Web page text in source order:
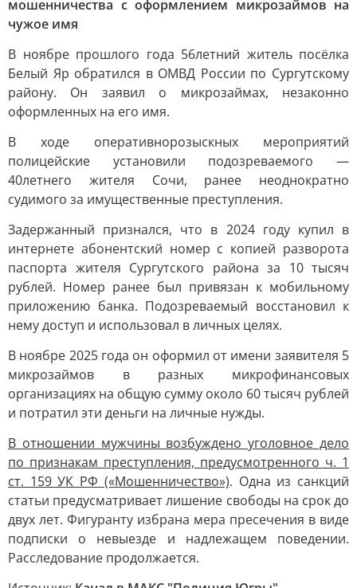
мошенничества с оформлением микрозаймов на
чужое имя
В ноябре прошлого года 56летний житель посёлка
Белый Яр обратился в ОМВД России по Сургутскому
району. Он заявил о микрозаймах, незаконно
оформленных на его имя.
В ходе оперативнорозыскных мероприятий
полицейские установили подозреваемого —
40летнего жителя Сочи, ранее неоднократно
судимого за имущественные преступления.
Задержанный признался, что в 2024 году купил в
интернете абонентский номер с копией разворота
паспорта жителя Сургутского района за 10 тысяч
рублей. Номер ранее был привязан к мобильному
приложению банка. Подозреваемый восстановил к
нему доступ и использовал в личных целях.
В ноябре 2025 года он оформил от имени заявителя 5
микрозаймов в разных микрофинансовых
организациях на общую сумму около 60 тысяч рублей
и потратил эти деньги на личные нужды.
В отношении мужчины возбуждено уголовное дело
по признакам преступления, предусмотренного ч. 1
ст. 159 УК РФ («Мошенничество»). Одна из санкций
статьи предусматривает лишение свободы на срок до
двух лет. Фигуранту избрана мера пресечения в виде
подписки о невыезде и надлежащем поведении.
Расследование продолжается.